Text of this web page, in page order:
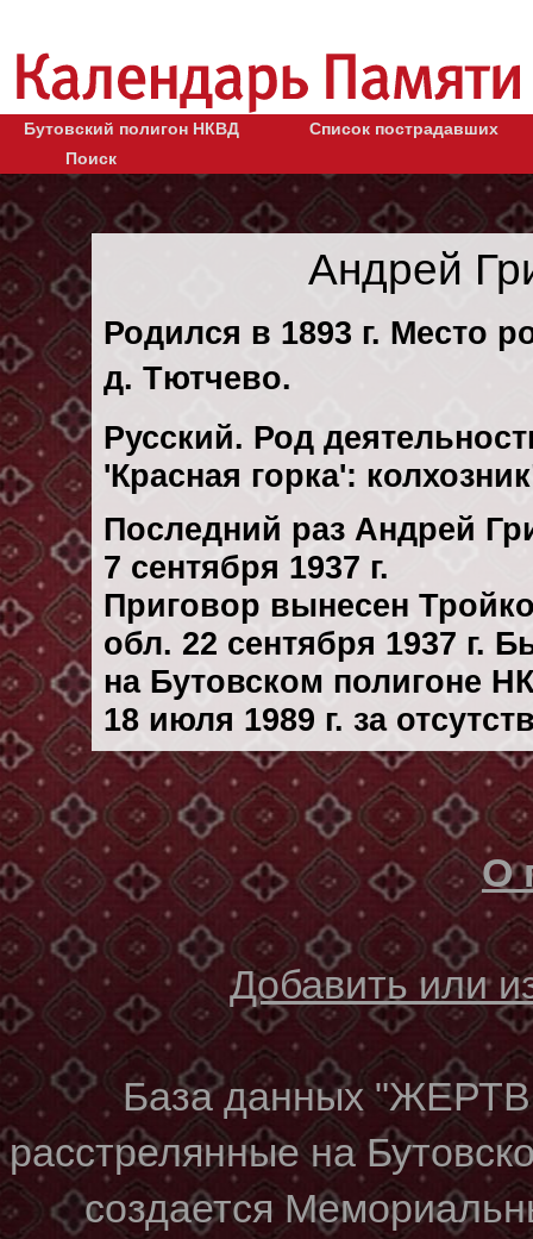
Бутовский полигон НКВД
Список пострадавших
Поиск
Андрей
Родился в 1893 г. Место
д. Тютчево.
Русский. Род
'Красная горка':
Последний раз Андрей
7 сентября 1937 г.
Приговор вынесен
обл. 22 сентября 1937 г.
на Бутовском полигоне
18 июля 1989 г. за
О
Добавить или
База данных
расстрелянные на
создается